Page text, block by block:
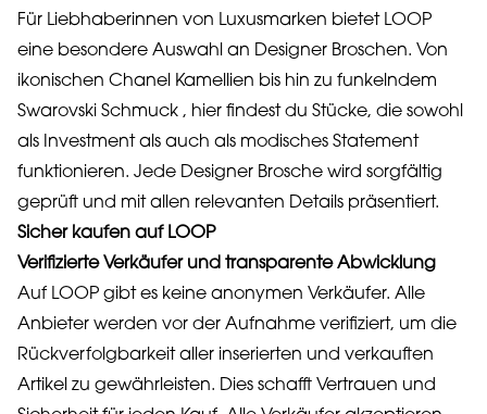
Für Liebhaberinnen von Luxusmarken bietet LOOP
eine besondere Auswahl an Designer Broschen. Von
ikonischen Chanel Kamellien bis hin zu funkelndem
Swarovski Schmuck , hier findest du Stücke, die sowohl
als Investment als auch als modisches Statement
funktionieren. Jede Designer Brosche wird sorgfältig
geprüft und mit allen relevanten Details präsentiert.
Sicher kaufen auf LOOP
Verifizierte Verkäufer und transparente Abwicklung
Auf LOOP gibt es keine anonymen Verkäufer. Alle
Anbieter werden vor der Aufnahme verifiziert, um die
Rückverfolgbarkeit aller inserierten und verkauften
Artikel zu gewährleisten. Dies schafft Vertrauen und